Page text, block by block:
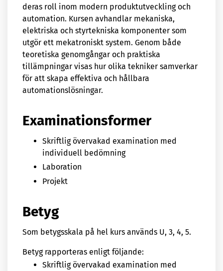
deras roll inom modern produktutveckling och
automation. Kursen avhandlar mekaniska,
elektriska och styrtekniska komponenter som
utgör ett mekatroniskt system. Genom både
teoretiska genomgångar och praktiska
tillämpningar visas hur olika tekniker samverkar
för att skapa effektiva och hållbara
automationslösningar.
Examinationsformer
Skriftlig övervakad examination med
individuell bedömning
Laboration
Projekt
Betyg
Som betygsskala på hel kurs används U, 3, 4, 5.
Betyg rapporteras enligt följande:
Skriftlig övervakad examination med